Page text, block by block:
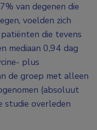
van degenen die
voelden zich
die tevens
mediaan 0,94 dag
plus
de groep met alleen
(absoluut
studie overleden